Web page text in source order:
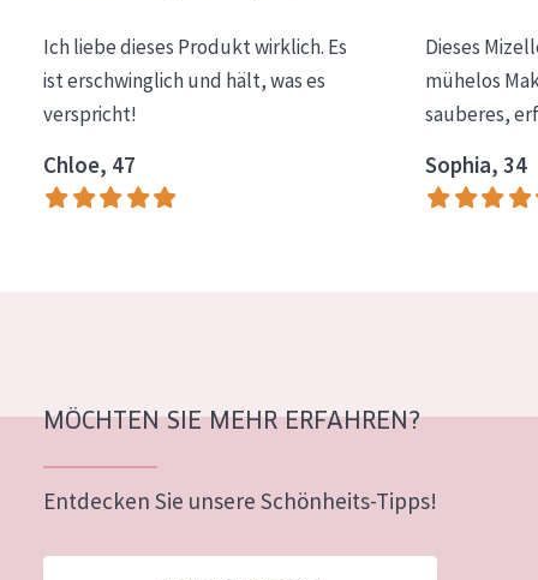
PRODUKTLINIE
Essentials
Lift+
Expert
Mischhaut und fettige Haut
Reife Haut
Der Sonne ausgesetzte Haut
Ich liebe dieses Produkt wirklich. Es
ist erschwinglich und hält, was es
verspricht!
Chloe, 47
Dieses
mühelos
sauberes,
Sophia, 34
MÖCHTEN SIE MEHR ERFAHREN?
Entdecken Sie unsere Schönheits-Tipps!